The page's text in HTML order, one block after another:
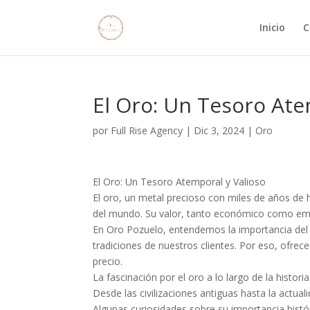
Inicio
El Oro: Un Tesoro
por Full Rise Agency | Dic 3, 2024 | Oro
El Oro: Un Tesoro Atemporal y Valioso
El oro, un metal precioso con miles de años
del mundo. Su valor, tanto económico como
En Oro Pozuelo, entendemos la importancia
tradiciones de nuestros clientes. Por eso,
precio.
La fascinación por el oro a lo largo de la historia
Desde las civilizaciones antiguas hasta la